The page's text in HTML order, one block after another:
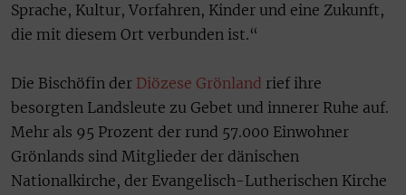
Sprache, Kultur, Vorfahren, Kinder und eine Zukunft,
die mit diesem Ort verbunden ist.“
Die Bischöfin der Diözese Grönland rief ihre
besorgten Landsleute zu Gebet und innerer Ruhe auf.
Mehr als 95 Prozent der rund 57.000 Einwohner
Grönlands sind Mitglieder der dänischen
Nationalkirche, der Evangelisch-Lutherischen Kirche